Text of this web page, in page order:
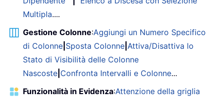
Multipla....
Gestione Colonne:Aggiungi un Numero Specifico
di Colonne Sposta Colonne Attiva/Disattiva lo
Stato di Visibilità delle Colonne
Nascoste Confronta Intervalli e Colonne...
Funzionalità in Evidenza:Attenzione della griglia